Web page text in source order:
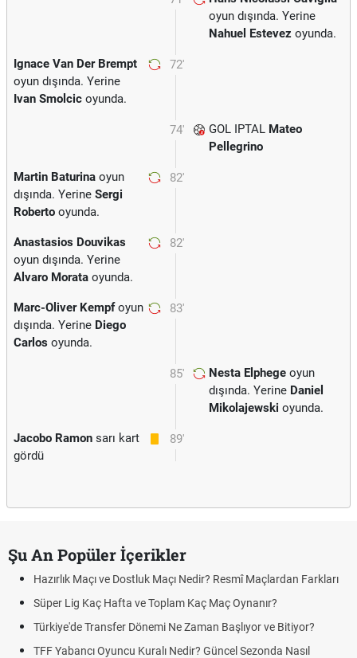
oyun dışında. Yerine
Nahuel Estevez oyunda.
72'
Ignace Van Der Brempt
oyun dışında. Yerine
Ivan Smolcic oyunda.
74' GOL IPTAL Mateo
Pellegrino
82'
Martin Baturina oyun
dışında. Yerine Sergi
Roberto oyunda.
82'
Anastasios Douvikas
oyun dışında. Yerine
Alvaro Morata oyunda.
83'
Marc-Oliver Kempfoyun
dışında. Yerine Diego
Carlos oyunda.
85' Nesta Elphege oyun
dışında. Yerine Daniel
Mikolajewski oyunda.
89'
Jacobo Ramon sarı kart
gördü
Şu An Popüler İçerikler
Dostluk Maçı Nedir? Resmî Maçlardan Farkları
ve Toplam Kaç Maç Oynanır?
Dönemi Ne Zaman Başlıyor ve Bitiyor?
Kuralı Nedir? Güncel Sezonda Nasıl
Puan Durumunda
Skor Ne Demek?
Futbol Nasıl
Deplasman Golü